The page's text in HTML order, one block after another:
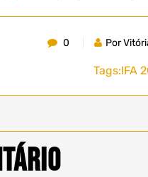
0 Por
Tags:IFA